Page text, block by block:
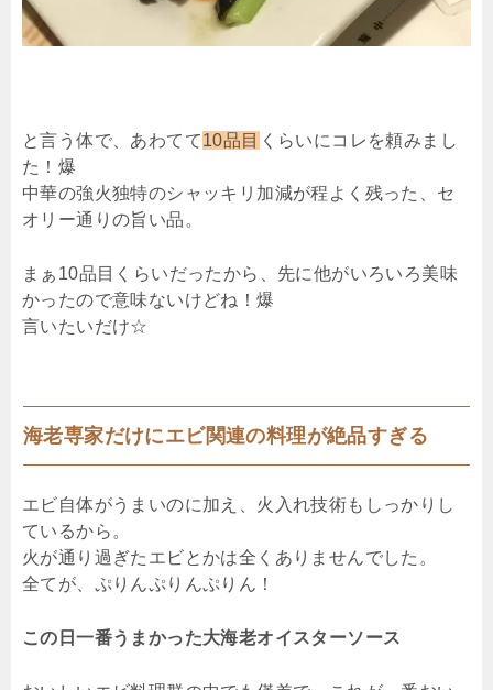
と言う体で、あわてて10品目 くらいにコレを頼みまし
た！爆
中華の強火独特のシャッキリ加減が程よく残った、セ
オリー通りの旨い品。
まぁ10品目くらいだったから、先に他がいろいろ美味
かったので意味ないけどね！爆
言いたいだけ☆
海老専家だけにエビ関連の料理が絶品すぎる
エビ自体がうまいのに加え、火入れ技術もしっかりし
ているから。
火が通り過ぎたエビとかは全くありませんでした。
全てが、ぷりんぷりんぷりん！
この日一番うまかった大海老オイスターソース